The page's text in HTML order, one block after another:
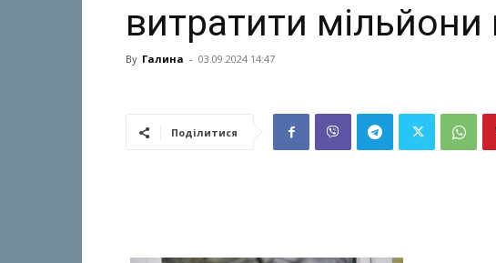
витратити мільйони
By Галина - 03.09.2024 14:47
Поділитися